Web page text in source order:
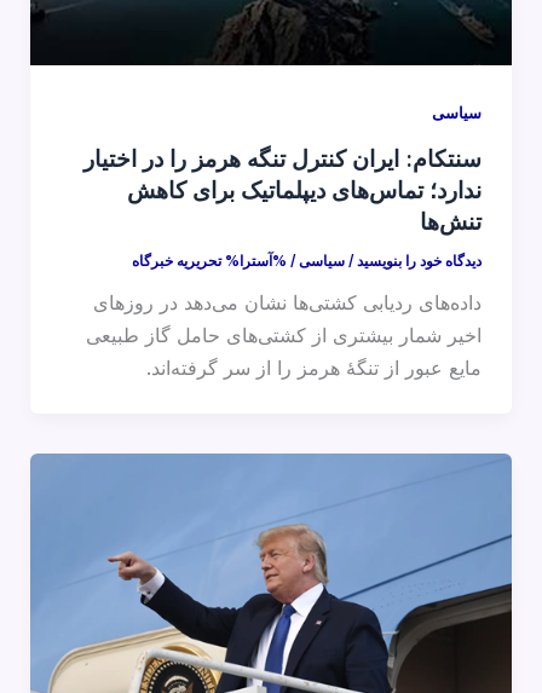
سیاسی
سنتکام: ایران کنترل تنگه هرمز را در اختیار
ندارد؛ تماس‌های دیپلماتیک برای کاهش
تنش‌ها
دیدگاه‌ خود را بنویسید / سیاسی/ %آسترا% تحریریه خبرگاه
داده‌های ردیابی کشتی‌ها نشان می‌دهد در روزهای
اخیر شمار بیشتری از کشتی‌های حامل گاز طبیعی
مایع عبور از تنگهٔ هرمز را از سر گرفته‌اند.